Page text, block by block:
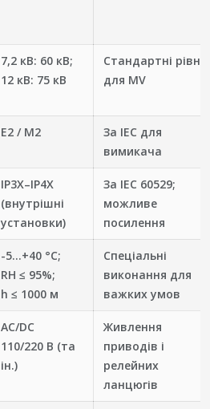
7,2 кВ: 60 кВ;
12 кВ: 75 кВ
Стандартні рівні
для MV
E2 / M2
За IEC для
вимикача
IP3X–IP4X
(внутрішні
установки)
За IEC 60529;
можливе
посилення
-5…+40 °C;
RH ≤ 95%;
h ≤ 1000 м
Спеціальні
виконання для
важких умов
AC/DC
110/220 В (та
ін.)
Живлення
приводів і
релейних
ланцюгів